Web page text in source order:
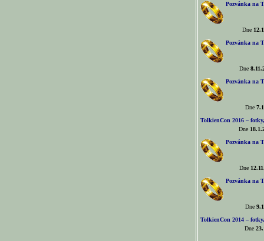
Pozvánka na
Dne
Pozvánka na
Dne
Pozvánka na
Dne
TolkienCon 2016 –
Dne
Pozvánka na
Dne
Pozvánka na
Dne
TolkienCon 2014 –
Dne